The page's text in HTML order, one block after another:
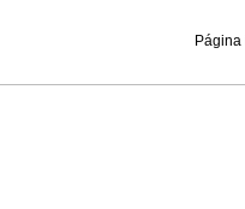
Página